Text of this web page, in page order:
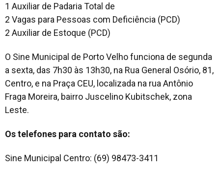
1 Auxiliar de Padaria Total de
2 Vagas para Pessoas com Deficiência (PCD)
2 Auxiliar de Estoque (PCD)
O Sine Municipal de Porto Velho funciona de segunda
a sexta, das 7h30 às 13h30, na Rua General Osório, 81,
Centro, e na Praça CEU, localizada na rua Antônio
Fraga Moreira, bairro Juscelino Kubitschek, zona
Leste.
Os telefones para contato são:
Sine Municipal Centro: (69) 98473-3411